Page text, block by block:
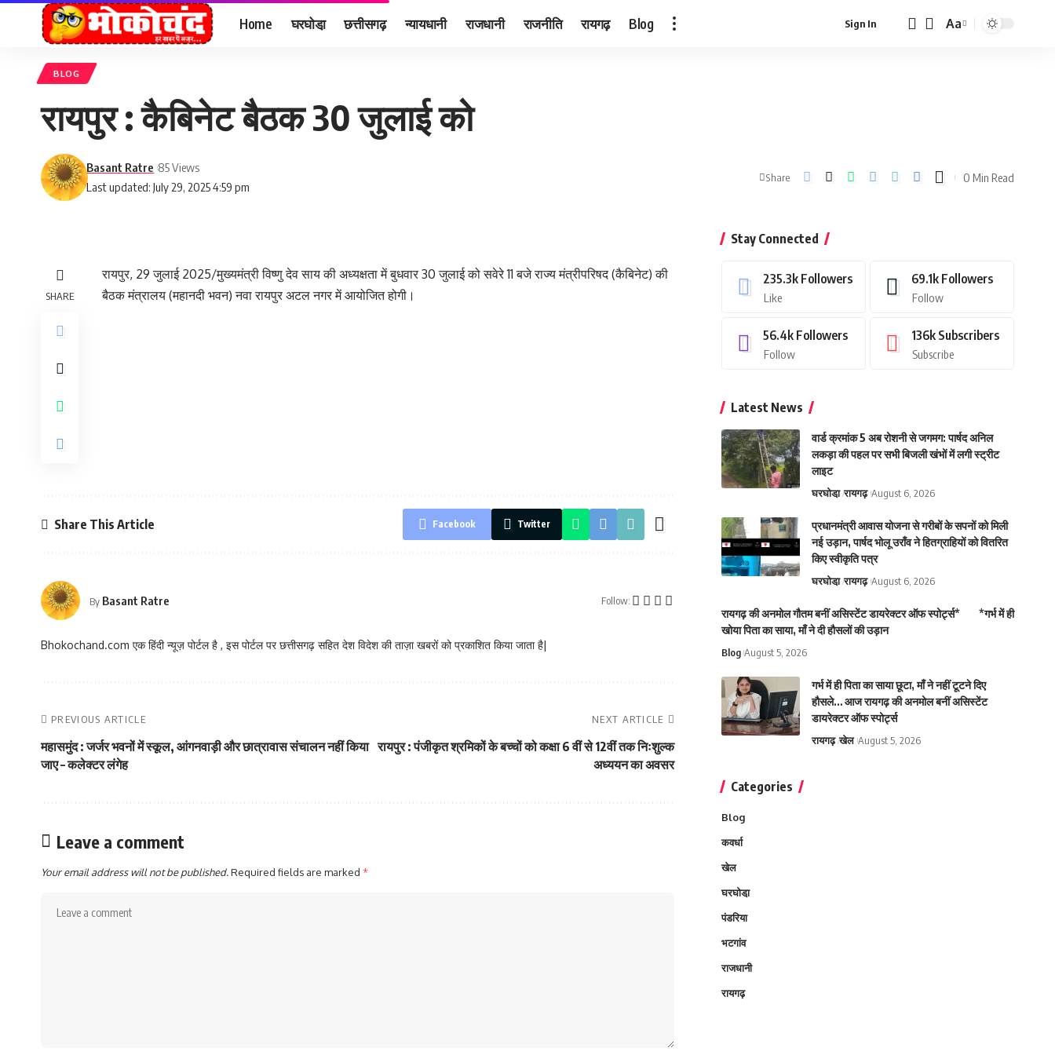
Home घरघोडा़ छत्तीसगढ़ न्यायधानी राजधानी राजनीति रायगढ़ Blog Sign In
Font
Aa
BLOG
रायपुर : कैबिनेट बैठक 30 जुलाई को
Last updated: July 29, 2025 4:59 pm
Basant Ratre 85 Views
Share 0 Min Read
SHARE
रायपुर, 29 जुलाई 2025/मुख्यमंत्री विष्णु देव साय की अध्यक्षता में बुधवार 30 जुलाई को सवेरे 11 बजे राज्य मंत्रीपरिषद (कैबिनेट) की
बैठक मंत्रालय (महानदी भवन) नवा रायपुर अटल नगर में आयोजित होगी।
Share This Article Facebook Twitter
By Basant Ratre Follow:
Bhokochand.com एक हिंदी न्यूज़ पोर्टल है , इस पोर्टल पर छत्तीसगढ़ सहित देश विदेश की ताज़ा खबरों को प्रकाशित किया जाता है|
PREVIOUS ARTICLE
महासमुंद : जर्जर भवनों में स्कूल, आंगनवाड़ी और छात्रावास संचालन नहीं किया
जाए – कलेक्टर लंगेह
NEXT ARTICLE
रायपुर : पंजीकृत श्रमिकों के बच्चों को कक्षा 6 वीं से 12वीं तक निःशुल्क
अध्ययन का अवसर
Leave a comment
Your email address will not be published.Required fields are marked *
Stay Connected
235.3k Followers
Like
69.1k Followers
Follow
56.4k Followers
Follow
136k Subscribers
Subscribe
Latest News
वार्ड क्रमांक 5 अब रोशनी से जगमग: पार्षद अनिल
लकड़ा की पहल पर सभी बिजली खंभों में लगी स्ट्रीट
लाइट
घरघोडा़ रायगढ़ August 6, 2026
प्रधानमंत्री आवास योजना से गरीबों के सपनों को मिली
नई उड़ान, पार्षद भोलू उराँव ने हितग्राहियों को वितरित
किए स्वीकृति पत्र
घरघोडा़ रायगढ़ August 6, 2026
रायगढ़ की अनमोल गौतम बनीं असिस्टेंट डायरेक्टर ऑफ स्पोर्ट्स* *गर्भ में ही
खोया पिता का साया, माँ ने दी हौसलों की उड़ान
Blog August 5, 2026
गर्भ में ही पिता का साया छूटा, माँ ने नहीं टूटने दिए
हौसले… आज रायगढ़ की अनमोल बनीं असिस्टेंट
डायरेक्टर ऑफ स्पोर्ट्स
रायगढ़ खेल August 5, 2026
Categories
Blog
कवर्धा
खेल
घरघोडा़
पंडरिया
भटगांव
राजधानी
रायगढ़